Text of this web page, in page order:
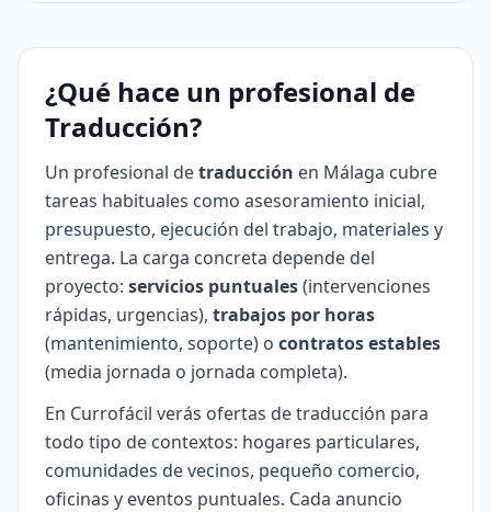
¿Qué hace un profesional de
Traducción?
Un profesional detraducción en Málaga cubre
tareas habituales como asesoramiento inicial,
presupuesto, ejecución del trabajo, materiales y
entrega. La carga concreta depende del
proyecto: servicios puntuales(intervenciones
rápidas, urgencias), trabajos por horas
(mantenimiento, soporte) o contratos estables
(media jornada o jornada completa).
En Currofácil verás ofertas de traducción para
todo tipo de contextos: hogares particulares,
comunidades de vecinos, pequeño comercio,
oficinas y eventos puntuales. Cada anuncio